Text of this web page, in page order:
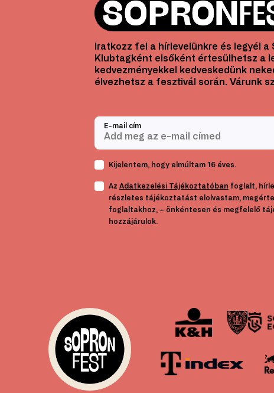
Iratkozz fel a hírlevelünkre és legyél
Klubtagként elsőként értesülhetsz a
kedvezményekkel kedveskedünk
élvezhetsz a fesztivál során. Várunk
E-mail cím
Kijelentem, hogy elmúltam 16 éves.
Az Adatkezelési Tájékoztatóban foglalt,
részletes tájékoztatást elolvastam,
foglaltakhoz, – önkéntesen és megfelelő
hozzájárulok.